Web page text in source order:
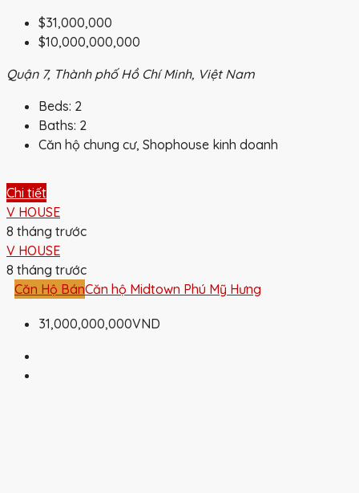
$31,000,000
$10,000,000,000
Quận 7, Thành phố Hồ Chí Minh, Việt Nam
Beds: 2
Baths: 2
Căn hộ chung cư, Shophouse kinh doanh
Chi tiết
V HOUSE
8 tháng trước
V HOUSE
8 tháng trước
Căn Hộ BánCăn hộ Midtown Phú Mỹ Hưng
31,000,000,000VND